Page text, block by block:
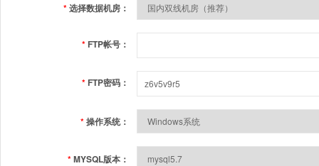
*选择数据机房：
* FTP帐号：
* FTP密码：
*操作系统：
*MYSQL版本：